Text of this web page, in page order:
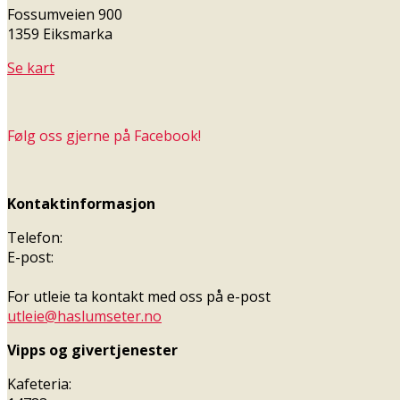
Fossumveien 900
1359 Eiksmarka
Se kart
Følg oss gjerne på Facebook!
Kontaktinformasjon
Telefon:
E-post:
For utleie ta kontakt med oss på e-post
utleie@haslumseter.no
Vipps og givertjenester
Kafeteria: